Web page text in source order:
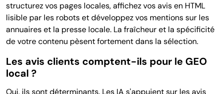
structurez vos pages locales, affichez vos avis en HTML
lisible par les robots et développez vos mentions sur les
annuaires et la presse locale. La fraîcheur et la spécificité
de votre contenu pèsent fortement dans la sélection.
Les avis clients comptent-ils pour le GEO
local ?
Oui, ils sont déterminants. Les IA s'appuient sur les avis